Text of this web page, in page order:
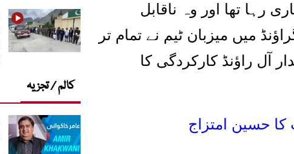
رہا تھا اور وہ ناقابل
میں میزبان ٹیم نے تمام تر
آل راؤنڈ کارکردگی کا
کا حسین امتزاج
کالم / تجزیہ